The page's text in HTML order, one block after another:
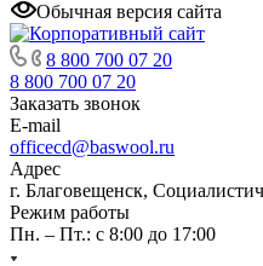
Обычная версия сайта
8 800 700 07 20
8 800 700 07 20
Заказать звонок
E-mail
officecd@baswool.ru
Адрес
г. Благовещенск,
Режим работы
Пн. – Пт.: с 8:00 до 17:00